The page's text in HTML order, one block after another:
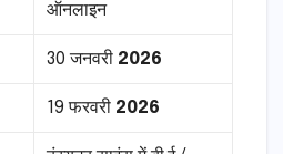
ऑनलाइन
30 जनवरी 2026
19 फरवरी 2026